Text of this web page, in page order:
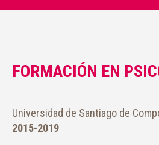
FORMACIÓN EN
Universidad de Santiago de
2015-2019